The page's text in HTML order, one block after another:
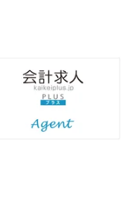
キルを身に付ける経験を積
したい」という夢を語れる
み出して一緒に頑張ってい
れて大変な1年でしたが、
事にしてくれる方を求めて
せして自信を持っていける